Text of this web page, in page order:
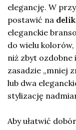
elegancję. W
postawić na
eleganckie
do wielu
niż zbyt ozdobne
zasadzie „mniej
lub dwa
stylizację
Aby ułatwić